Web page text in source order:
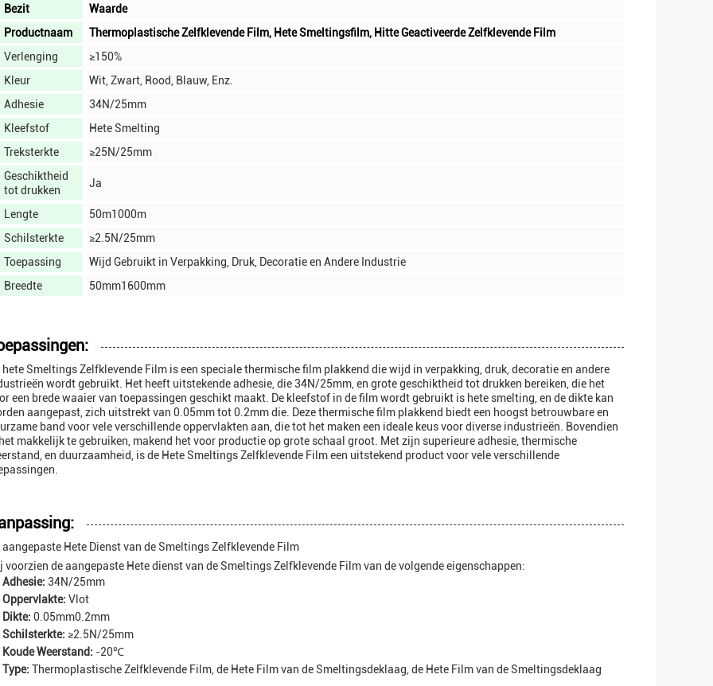
Bezit
Waarde
Productnaam
Thermoplastische Zelfklevende Film, Hete Smeltingsfilm, Hitte Geactiveerde Zelfklevende Film
Verlenging
≥150%
Kleur
Wit, Zwart, Rood, Blauw, Enz.
Adhesie
34N/25mm
Kleefstof
Hete Smelting
Treksterkte
≥25N/25mm
Geschiktheid
tot drukken
Ja
Lengte
50m1000m
Schilsterkte
≥2.5N/25mm
Toepassing
Wijd Gebruikt in Verpakking, Druk, Decoratie en Andere Industrie
Breedte
50mm1600mm
hete Smeltings Zelfklevende Film is een speciale thermische film plakkend die wijd in verpakking, druk, decoratie en andere
wordt gebruikt. Het heeft uitstekende adhesie, die 34N/25mm, en grote geschiktheid tot drukken bereiken, die het
een brede waaier van toepassingen geschikt maakt. De kleefstof in de film wordt gebruikt is hete smelting, en de dikte kan
aangepast, zich uitstrekt van 0.05mm tot 0.2mm die. Deze thermische film plakkend biedt een hoogst betrouwbare en
band voor vele verschillende oppervlakten aan, die tot het maken een ideale keus voor diverse industrieën. Bovendien
makkelijk te gebruiken, makend het voor productie op grote schaal groot. Met zijn superieure adhesie, thermische
en duurzaamheid, is de Hete Smeltings Zelfklevende Film een uitstekend product voor vele verschillende
aangepaste Hete Dienst van de Smeltings Zelfklevende Film
voorzien de aangepaste Hete dienst van de Smeltings Zelfklevende Film van de volgende eigenschappen:
Adhesie: 34N/25mm
Oppervlakte: Vlot
Dikte: 0.05mm0.2mm
Schilsterkte: ≥2.5N/25mm
Koude Weerstand: -20℃
Type: Thermoplastische Zelfklevende Film, de Hete Film van de Smeltingsdeklaag, de Hete Film van de Smeltingsdeklaag